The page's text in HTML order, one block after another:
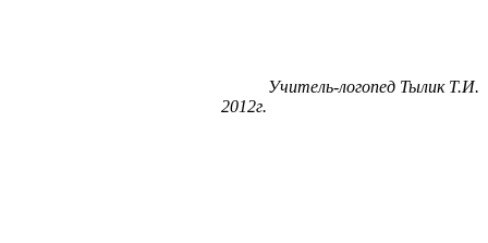
Учитель-логопед Тылик Т.И.
2012г.